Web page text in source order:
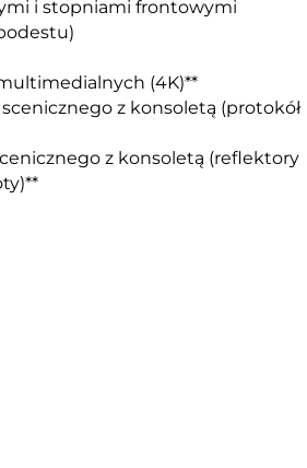
i stopniami frontowymi
(4K)**
z konsoletą (protokół
z konsoletą (reflektory